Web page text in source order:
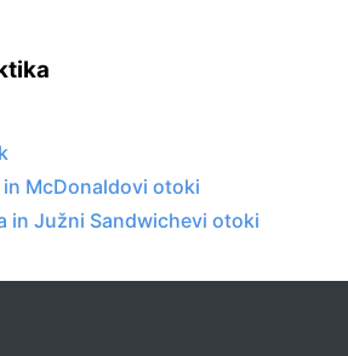
McDonaldovi otoki
Južni Sandwichevi otoki